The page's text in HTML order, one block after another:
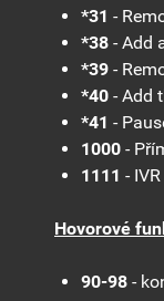
*31 -
*38 - Add
*39 -
*40 - Add
*41 -
1000 -
1111 - IVR
Hovorové
90-98 -